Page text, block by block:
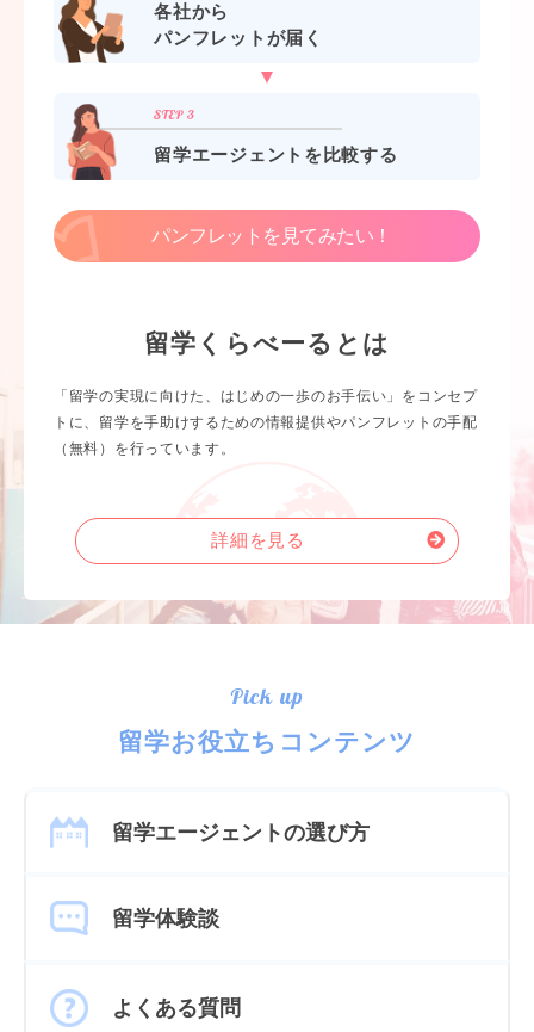
各社から
パンフレットが届く
留学エージェントを比較する
パンフレットを見てみたい！
留学くらべーるとは
「留学の実現に向けた、はじめの一歩のお手伝い」をコンセプ
トに、留学を手助けするための情報提供やパンフレットの手配
（無料）を行っています。
詳細を見る
Pick up
留学お役立ちコンテンツ
留学エージェントの選び方
留学体験談
よくある質問